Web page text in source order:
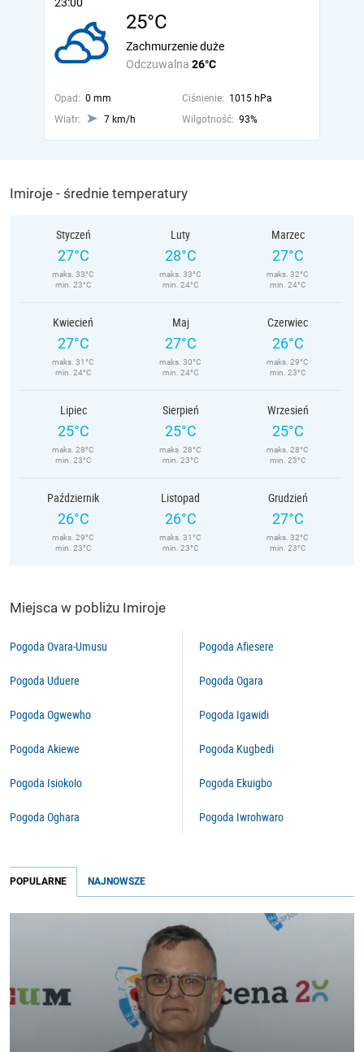
25°C
Odczuwalna 26°C
Zachmurzenie duże
Opad: 0 mm Ciśnienie: 1015 hPa
Wiatr:
7 km/h Wilgotność: 93%
Imiroje - średnie temperatury
Styczeń
27°C
maks. 33°C
min. 23°C
Luty
28°C
maks. 33°C
min. 24°C
Marzec
27°C
maks. 32°C
min. 24°C
Kwiecień
27°C
maks. 31°C
min. 24°C
Maj
27°C
maks. 30°C
min. 24°C
Czerwiec
26°C
maks. 29°C
min. 23°C
Lipiec
25°C
maks. 28°C
min. 23°C
Sierpień
25°C
maks. 28°C
min. 23°C
Wrzesień
25°C
maks. 28°C
min. 23°C
Październik
26°C
maks. 29°C
min. 23°C
Listopad
26°C
maks. 31°C
min. 23°C
Grudzień
27°C
maks. 32°C
min. 23°C
Miejsca w pobliżu Imiroje
Pogoda Ovara-Umusu
Pogoda Uduere
Pogoda Ogwewho
Pogoda Akiewe
Pogoda Isiokolo
Pogoda Oghara
Pogoda Afiesere
Pogoda Ogara
Pogoda Igawidi
Pogoda Kugbedi
Pogoda Ekuigbo
Pogoda Iwrohwaro
POPULARNE NAJNOWSZE